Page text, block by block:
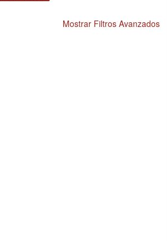
Mostrar Filtros Avanzados